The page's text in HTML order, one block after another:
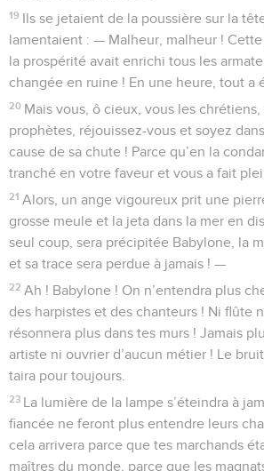
19 Ils se jetaient de la poussière sur la
lamentaient : — Malheur, malheur !
la prospérité avait enrichi tous les
changée en ruine ! En une heure, tout a
20 Mais vous, ô cieux, vous les
prophètes, réjouissez-vous et soyez
cause de sa chute ! Parce qu’en la
tranché en votre faveur et vous a fait
21 Alors, un ange vigoureux prit une
grosse meule et la jeta dans la mer en
seul coup, sera précipitée Babylone, la
et sa trace sera perdue à jamais ! —
22 Ah ! Babylone ! On n’entendra plus
des harpistes et des chanteurs ! Ni flûte
résonnera plus dans tes murs ! Jamais
artiste ni ouvrier d’aucun métier ! Le
taira pour toujours.
23 La lumière de la lampe s’éteindra à
fiancée ne feront plus entendre leurs
cela arrivera parce que tes marchands
maîtres du monde, parce que les